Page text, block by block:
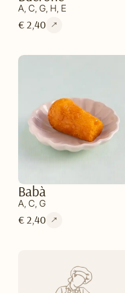
A, C, G, H, E
€ 2,40
Babà
A, C, G
€ 2,40